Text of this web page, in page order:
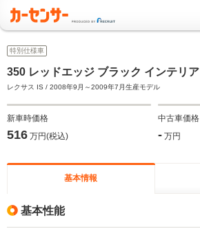
特別仕様車
350 レッドエッジ ブラック インテリア
レクサス IS / 2008年9月～2009年7月生産モデル
新車時価格
516 万円(税込)
中古車価格
- 万円
基本情報
基本性能